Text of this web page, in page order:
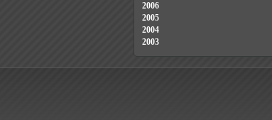
2006
2005
2004
2003